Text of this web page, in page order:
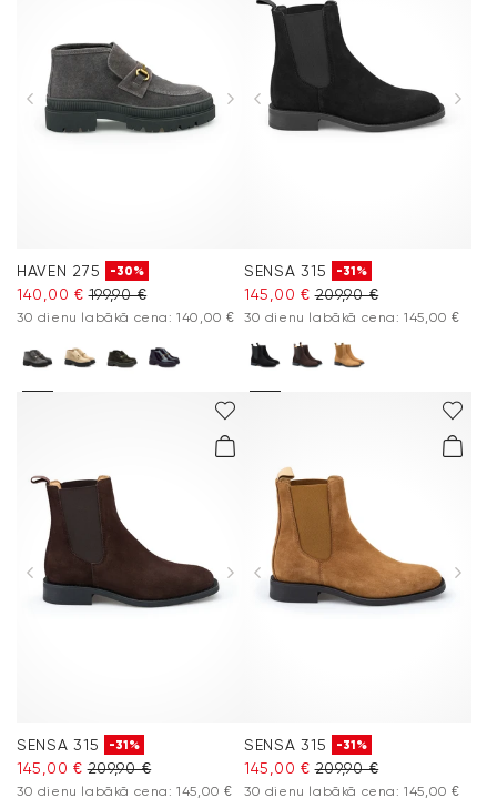
HAVEN 275 -30%
140,00 € 199,90 €
30 dienu labākā cena: 140,00 €
SENSA 315 -31%
145,00 € 209,90 €
30 dienu labākā cena: 145,00 €
SENSA 315 -31%
145,00 € 209,90 €
30 dienu labākā cena: 145,00 €
SENSA 315 -31%
145,00 € 209,90 €
30 dienu labākā cena: 145,00 €